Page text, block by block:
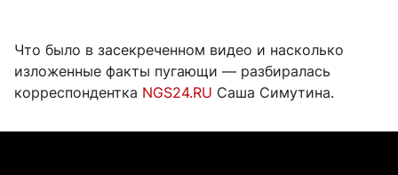
Что было в засекреченном видео и насколько
изложенные факты пугающи — разбиралась
корреспондентка NGS24.RU Саша Симутина.